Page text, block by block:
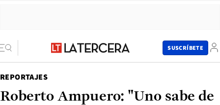
SUSCRÍBETE
REPORTAJES
Roberto Ampuero: "Uno sabe de